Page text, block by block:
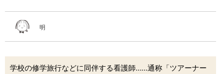
特集
編集部
明
学校の修学旅行などに同伴する看護師……通称「ツアーナー